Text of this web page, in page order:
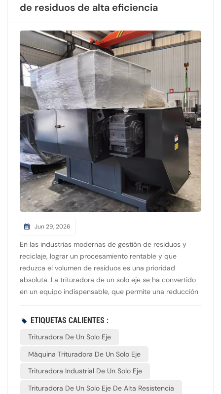
de residuos de alta eficiencia
Jun 29, 2026
En las industrias modernas de gestión de residuos y
reciclaje, lograr un procesamiento rentable y que
reduzca el volumen de residuos es una prioridad
absoluta. La trituradora de un solo eje se ha convertido
en un equipo indispensable, que permite una reducción
¿qué hace que esta maquinaria sea tan vital para las
trituradora de un solo eje Su principal ventaja radica en
su capacidad para reducir los residuos a granel a
Gracias a sus cribas intercambiables, los operarios
pueden controlar fácilmente el tamaño final del
ETIQUETAS CALIENTES :
Trituradora De Un Solo Eje
Máquina Trituradora De Un Solo Eje
Trituradora Industrial De Un Solo Eje
Trituradora De Un Solo Eje De Alta Resistencia